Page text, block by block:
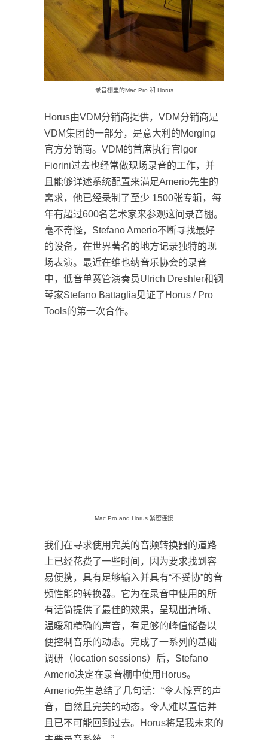
录音棚里的Mac Pro 和 Horus
Horus由VDM分销商提供，VDM分销商是
VDM集团的一部分，是意大利的Merging
官方分销商。VDM的首席执行官Igor
Fiorini过去也经常做现场录音的工作，并
且能够详述系统配置来满足Amerio先生的
需求，他已经录制了至少 1500张专辑，每
年有超过600名艺术家来参观这间录音棚。
毫不奇怪，Stefano Amerio不断寻找最好
的设备，在世界著名的地方记录独特的现
场表演。最近在维也纳音乐协会的录音
中，低音单簧管演奏员Ulrich Dreshler和钢
琴家Stefano Battaglia见证了Horus / Pro
Tools的第一次合作。
易便携，具有足够输入并具有“不妥协”的音
有话筒提供了最佳的效果，呈现出清晰、
温暖和精确的声音，有足够的峰值储备以
便控制音乐的动态。完成了一系列的基础
调研（location sessions）后，Stefano
Amerio决定在录音棚中使用Horus。
Amerio先生总结了几句话：“令人惊喜的声
音，自然且完美的动态。令人难以置信并
且已不可能回到过去。Horus将是我未来的
主要录音系统。”